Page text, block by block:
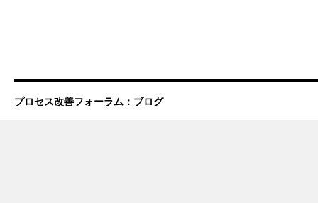
プロセス改善フォーラム：ブログ